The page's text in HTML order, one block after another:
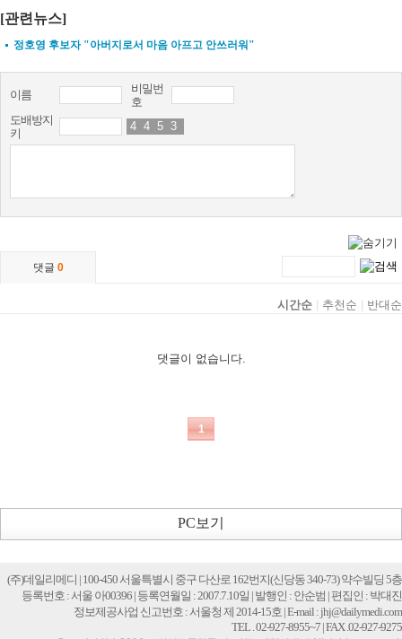
[관련뉴스]
정호영 후보자 "아버지로서 마음 아프고 안쓰러워"
PC보기
(주)데일리메디 | 100-450 서울특별시 중구 다산로 162번지(신당동 340-73) 약수빌딩 5층
등록번호 : 서울 아00396 | 등록연월일 : 2007.7.10일 | 발행인 : 안순범 | 편집인 : 박대진
정보제공사업 신고번호 : 서울청 제 2014-15호 | E-mail : jhj@dailymedi.com
TEL . 02-927-8955~7 | FAX .02-927-9275